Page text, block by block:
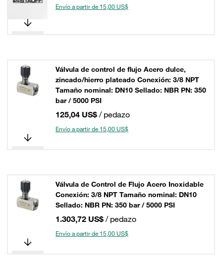
Envío a partir de 15,00 US$
Válvula de control de flujo Acero dulce,
zincado/hierro plateado Conexión: 3/8 NPT
Tamaño nominal: DN10 Sellado: NBR PN: 350
bar / 5000 PSI
125,04 US$ / pedazo
Envío a partir de 15,00 US$
Válvula de Control de Flujo Acero Inoxidable
Conexión: 3/8 NPT Tamaño nominal: DN10
Sellado: NBR PN: 350 bar / 5000 PSI
1.303,72 US$ / pedazo
Envío a partir de 15,00 US$